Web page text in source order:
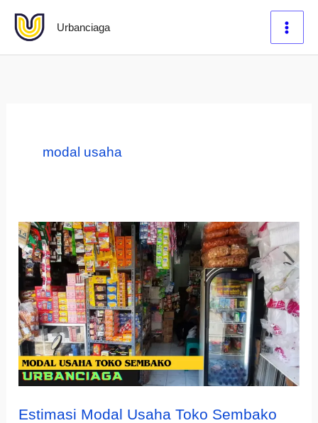
Lewati
konten
Urbanciaga
modal usaha
Estimasi Modal Usaha Toko Sembako